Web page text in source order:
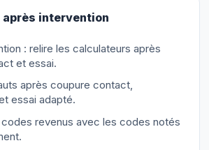
après intervention
: relire les calculateurs après
et essai.
après coupure contact,
essai adapté.
revenus avec les codes notés